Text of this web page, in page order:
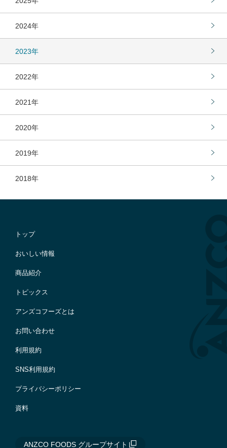
2024年
2023年
2022年
2021年
2020年
2019年
2018年
トップ
おいしい情報
商品紹介
トピックス
アンズコフーズとは
お問い合わせ
利用規約
SNS利用規約
プライバシーポリシー
資料
ANZCO FOODS グループサイト